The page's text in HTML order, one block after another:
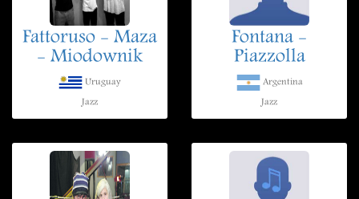
Fattoruso - Maza
- Miodownik
Uruguay
Jazz
Fontana -
Piazzolla
Argentina
Jazz